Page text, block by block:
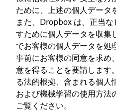
ために、上述の個人データ
また、Dropbox は、正当
すために個人データを収集
でお客様の個人データを
事前にお客様の同意を求め
意を得ることを要請します
る法的根拠、含まれる個人
および機械学習の使用方法
ご覧ください。